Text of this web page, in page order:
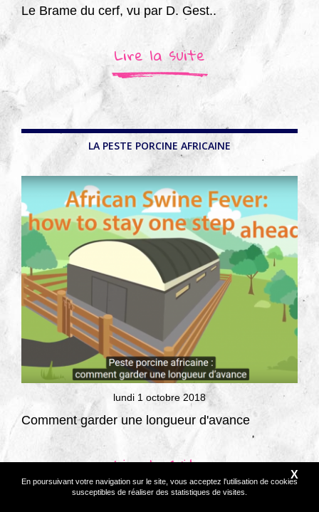
Le Brame du cerf, vu par D. Gest..
Lire la suite
LA PESTE PORCINE AFRICAINE
lundi 1 octobre 2018
Comment garder une longueur d'avance
Lire la suite
En poursuivant votre navigation sur le site, vous acceptez l'utilisation de cookies
susceptibles de réaliser des statistiques de visites.
X